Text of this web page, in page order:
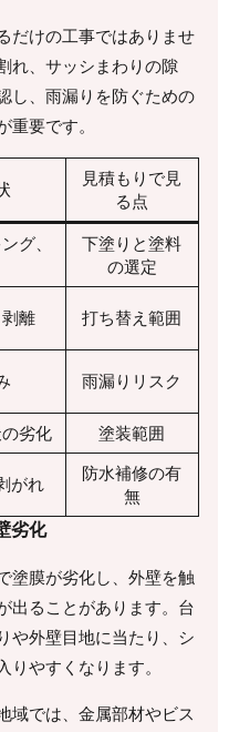
だけの工事ではありませ
れ、サッシまわりの隙
し、雨漏りを防ぐための
要です。
見積もりで見
る点
グ、
下塗りと塗料
の選定
離 打ち替え範囲
雨漏りリスク
劣化
塗装範囲
がれ
防水補修の有
無
劣化
塗膜が劣化し、外壁を触
出ることがあります。台
や外壁目地に当たり、シ
やすくなります。
域では、金属部材やビス